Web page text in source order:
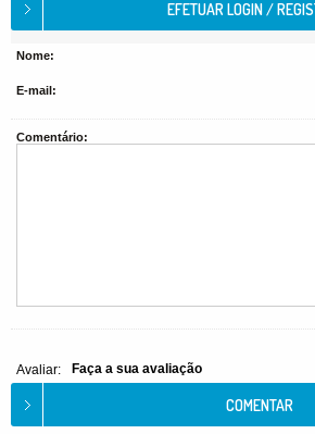
Nome:
E-mail:
Comentário:
Avaliar: Faça a sua avaliação